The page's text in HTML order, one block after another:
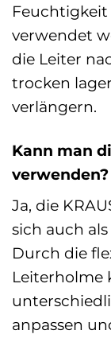
verwendet
die Leiter
trocken
verlängern.
Kann man
verwenden?
Ja, die
sich auch
Durch die
Leiterholme
anpassen